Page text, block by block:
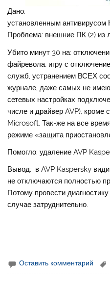
Дано:
установленным антивирусом
Проблема: внешние ПК (2) из
Убито минут 30 на:
файревола, игру с
служб, устранением ВСЕХ
журнале, даже самых не
сетевых настройках
числе и драйвер AVP), кроме
Microsoft. Так-же на все
режиме «защита
Помогло: удаление AVP
Вывод: в AVP Kaspersky
не отключаются полностью
Потому провести
случае затруднительно.
Оставить комментарий